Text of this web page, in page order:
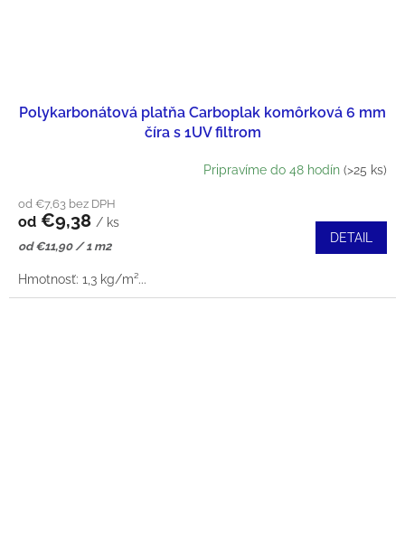
Polykarbonátová platňa Carboplak komôrková 6 mm
číra s 1UV filtrom
Pripravíme do 48 hodín (>25 ks)
od €7,63 bez DPH
od €9,38 / ks
Jednotková
od €11,90 / 1 m2
DETAIL
Hmotnosť: 1,3 kg/m²...